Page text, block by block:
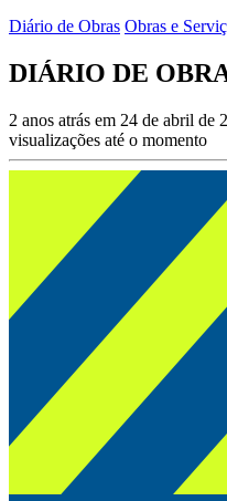
Diário de Obras Obras e
DIÁRIO DE
2 anos atrás em 24 de abril de
visualizações até o momento